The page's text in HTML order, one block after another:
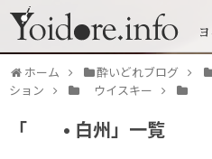
ホーム 酔いどれブログ
ション
ウイスキー •
「 • 白州」 一覧